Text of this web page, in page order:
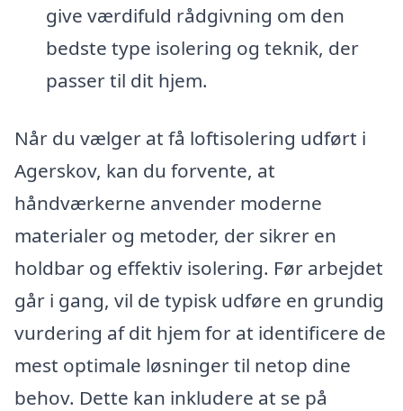
give værdifuld rådgivning om den
bedste type isolering og teknik, der
passer til dit hjem.
Når du vælger at få loftisolering udført i
Agerskov, kan du forvente, at
håndværkerne anvender moderne
materialer og metoder, der sikrer en
holdbar og effektiv isolering. Før arbejdet
går i gang, vil de typisk udføre en grundig
vurdering af dit hjem for at identificere de
mest optimale løsninger til netop dine
behov. Dette kan inkludere at se på